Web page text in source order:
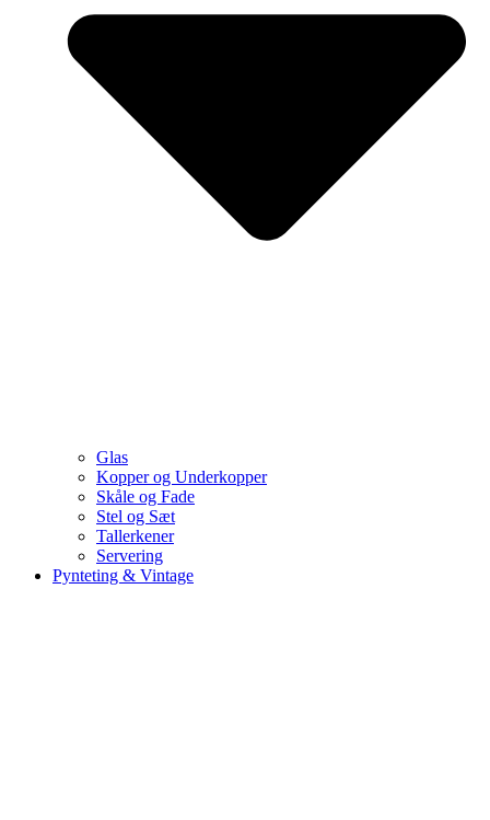
Glas
Kopper og Underkopper
Skåle og Fade
Stel og Sæt
Tallerkener
Servering
Pynteting & Vintage